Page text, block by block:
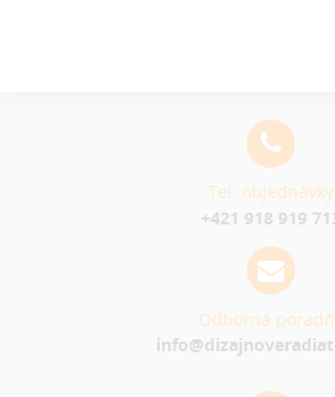
Tel. objednávky
+421 918 919
Odborná